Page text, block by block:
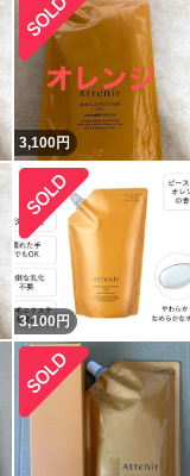
3,100円
3,100 円